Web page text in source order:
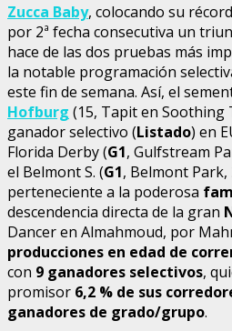
Zucca Baby, colocando su
por 2ª fecha consecutiva un
hace de las dos pruebas más
la notable programación
este fin de semana. Así, el
Hofburg (15, Tapit en Soothing
ganador selectivo (Listado) en
Florida Derby (G1, Gulfstream
el Belmont S. (G1, Belmont Park,
perteneciente a la poderosa
descendencia directa de la gran
Dancer en Almahmoud, por
producciones en edad de
con 9 ganadores selectivos,
promisor 6,2 % de sus
ganadores de grado/grupo.